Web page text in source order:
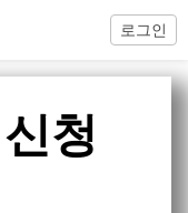
로그인
청